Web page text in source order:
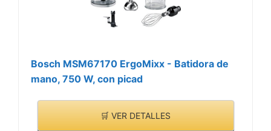
Bosch MSM67170 ErgoMixx - Batidora de
mano, 750 W, con picad
🛒 VER DETALLES